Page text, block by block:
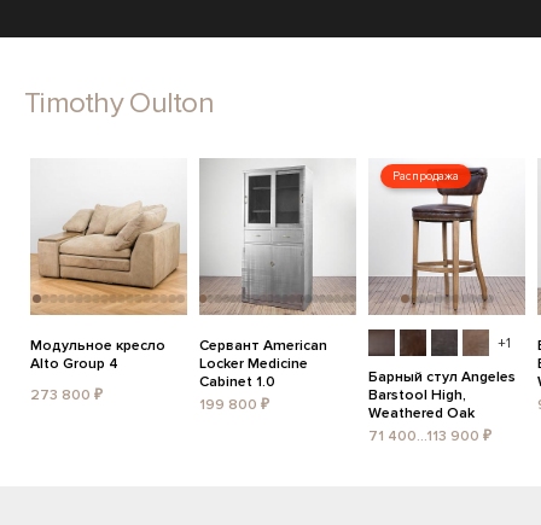
Timothy Oulton
Модульное кресло
Alto Group 4
273 800 ₽
Сервант American
Locker Medicine
Cabinet 1.0
199 800 ₽
Распродажа
+1
Барный стул Angeles
Barstool High,
Weathered Oak
71 400...113 900 ₽